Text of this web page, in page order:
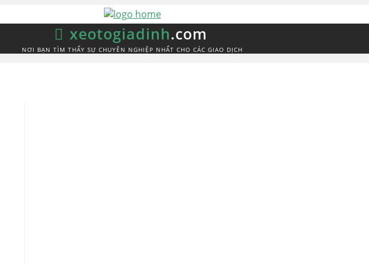
xeotogiadinh.com
NƠI BẠN TÌM THẤY SỰ CHUYÊN NGHIỆP NHẤT CHO CÁC GIAO DỊCH